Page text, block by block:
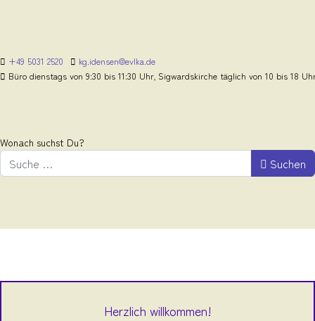
+49 5031 2520
kg.idensen@evlka.de
Büro dienstags von 9:30 bis 11:30 Uhr, Sigwardskirche täglich von 10 bis 18
Wonach suchst Du?
Suchen
Herzlich willkommen!